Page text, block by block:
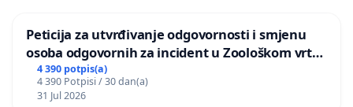
Peticija za utvrđivanje odgovornosti i smjenu
osoba odgovornih za incident u Zoološkom vrtu
Grada Zagreba
4 390 potpis(a)
4 390 Potpisi / 30 dan(a)
31 Jul 2026